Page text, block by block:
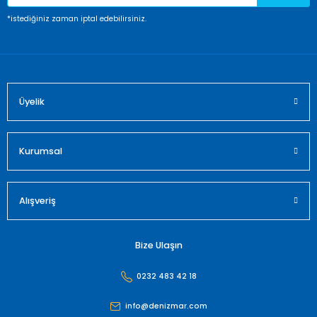
*istediğiniz zaman iptal edebilirsiniz.
Üyelik
Kurumsal
Alışveriş
Bize Ulaşın
0232 483 42 18
info@denizmar.com